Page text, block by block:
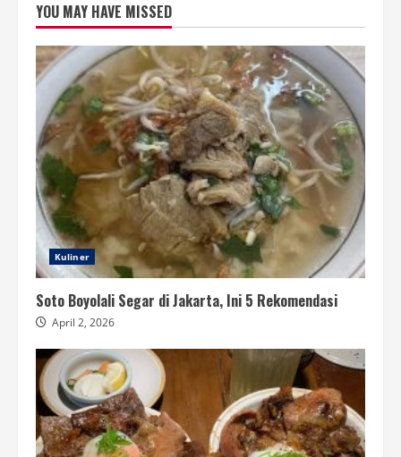
YOU MAY HAVE MISSED
Kuliner
Soto Boyolali Segar di Jakarta, Ini 5 Rekomendasi
April 2, 2026